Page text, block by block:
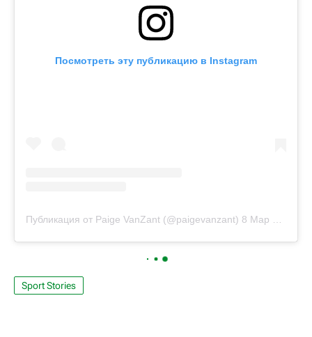
Посмотреть эту публикацию в Instagram
Публикация от Paige VanZant (@paigevanzant) 8 Мар 2018 в 2:25 PST
Sport Stories